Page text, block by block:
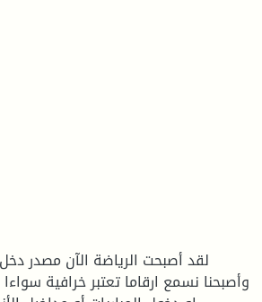
لقد أصبحت الرياضة الآن مصدر
وأصبحنا نسمع ارقاما تعتبر خرافية